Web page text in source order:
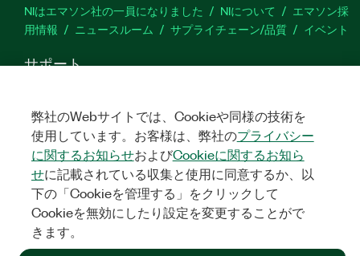
NIはエマソン社の一員になりました NIについて
エマソン採
用情報
ニュースルーム サプライチェーン/品質 イベント
サポート
するご意見
TwitterYouTube
©NATIONAL INSTRUMENTS CORP. ALL RIGHTS RESERVED.
弊社のWebサイトでは、Cookieや同様の技術を
使用しています。お客様は、弊社のプライバシー
に関するお知らせおよびCookieに関するお知ら
せに記載されている収集と使用に同意するか、以
下の「Cookieを管理する」をクリックして
Cookieを無効にしたり設定を変更することがで
きます。